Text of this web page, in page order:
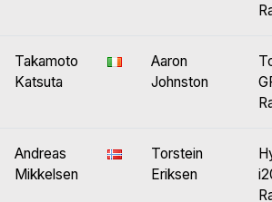
Takamoto
Katsuta
Aaron
Johnston
Andreas
Mikkelsen
Torstein
Eriksen